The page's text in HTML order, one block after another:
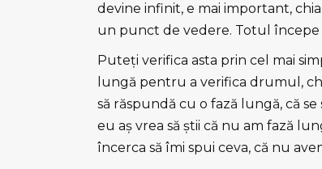
devine infinit, e mai important,
un punct de vedere. Totul începe
Puteţi verifica asta prin cel mai
lungă pentru a verifica drumul,
să răspundă cu o fază lungă, că
eu aş vrea să ştii că nu am fază
încerca să îmi spui ceva, că nu